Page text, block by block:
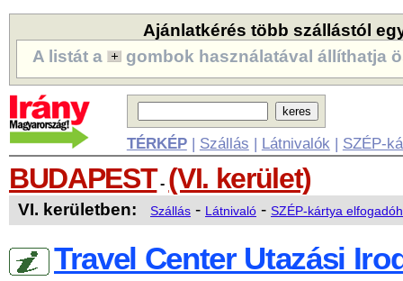
Ajánlatkérés több szállástól
A listát a
gombok használatával állíthatja
TÉRKÉP| Szállás | Látnivalók | SZÉP-
BUDAPEST - (VI. kerület)
VI. kerületben: Szállás - Látnivaló - SZÉP-kártya
Travel Center Utazási